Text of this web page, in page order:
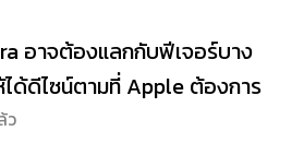
อาจต้องแลกกับฟีเจอร์บาง
ได้ดีไซน์ตามที่ Apple ต้องการ
ว